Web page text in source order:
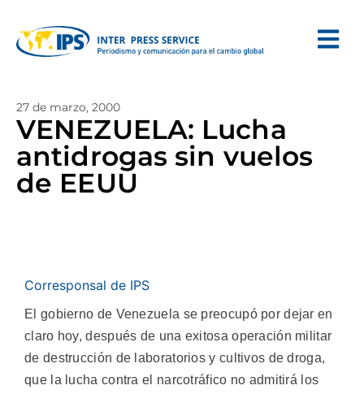
27 de marzo, 2000
VENEZUELA: Lucha
antidrogas sin vuelos
de EEUU
Corresponsal de IPS
El gobierno de Venezuela se preocupó por dejar en
claro hoy, después de una exitosa operación militar
de destrucción de laboratorios y cultivos de droga,
que la lucha contra el narcotráfico no admitirá los